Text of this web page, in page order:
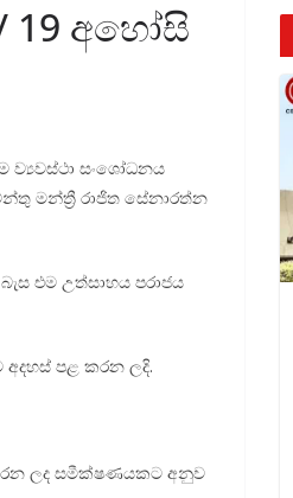
19 අහෝසි
ව්‍යවස්ථා සංශෝධනය
මන්ත්‍රී රාජිත සේනාරත්න
එම උත්සාහය පරාජය
පළ කරන ලදි.
ලද සමීක්ෂණයකට අනුව